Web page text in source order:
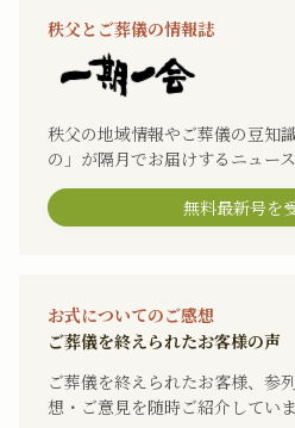
秩父とご葬儀の情報誌
秩父の地域情報やご葬儀の豆知
の」が隔月でお届けするニュース
無料最新号を
お式についてのご感想
ご葬儀を終えられたお客様の声
ご葬儀を終えられたお客様、参
想・ご意見を随時ご紹介していま